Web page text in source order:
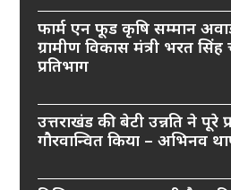
फार्म एन फूड कृषि सम्मान
ग्रामीण विकास मंत्री भरत सिंह
प्रतिभाग
उत्तराखंड की बेटी उन्नति ने पूरे
गौरवान्वित किया – अभिनव